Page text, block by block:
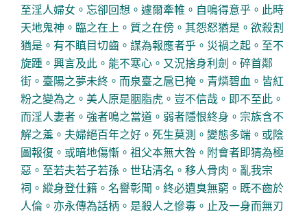
至淫人婦女。忘卻回想。遽爾牽帷。自鳴得意乎。此時
天地鬼神。臨之在上。質之在傍。其怨怒猶是。欲殺割
猶是。有不瞋目切齒。謀為報應者乎。災禍之起。至不
旋踵。興言及此。能不寒心。又況捨身利劍。碎首鄰
街。臺陽之夢未終。而泉臺之扈已掩。青燐碧血。皆紅
粉之變為之。美人原是胭脂虎。豈不信哉。即不至此。
而淫人妻者。強者鳴之當道。弱者隱恨終身。宗族含不
解之羞。夫婦絕百年之好。死生莫測。變態多端。或陰
圖報復。或暗地傷慚。祖父本無大咎。附會者即猜為極
惡。至若夫若子若孫。世玷清名。移人骨肉。亂我宗
祠。縱身登仕籍。名譽彰聞。終必遺臭無窮。既不齒於
人倫。亦永傳為話柄。是殺人之慘毒。止及一身而無刃